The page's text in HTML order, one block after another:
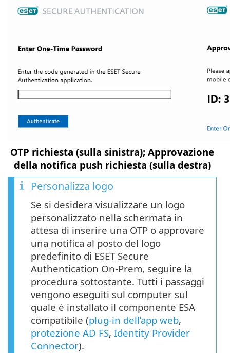
OTP richiesta (sulla sinistra); Approvazione
della notifica push richiesta (sulla destra)
Personalizza logo
Se si desidera visualizzare un logo
personalizzato nella schermata in
attesa di inserire una OTP o approvare
una notifica al posto del logo
predefinito di ESET Secure
Authentication On-Prem, seguire la
procedura sottostante. Tutti i passaggi
vengono eseguiti sul computer sul
quale è installato il componente ESA
compatibile (plug-in dell’app web,
protezione AD FS, Identity Provider
Connector).